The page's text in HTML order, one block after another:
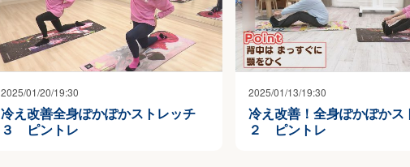
2025/01/20/19:30
冷え改善全身ぽかぽかストレッチ
３ ピントレ
2025/01/13/19:30
冷え改善！全身ぽかぽかス
２ ピントレ